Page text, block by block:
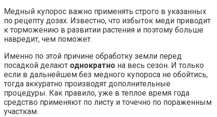
Медный купорос важно применять строго в указанных
по рецепту дозах. Известно, что избыток меди приводит
к торможению в развитии растения и поэтому больше
навредит, чем поможет.
Именно по этой причине обработку земли перед
посадкой делают однократно на весь сезон. И только
если в дальнейшем без медного купороса не обойтись,
тогда аккуратно производят дополнительные
процедуры. Как правило, уже в теплое время года
средство применяют по листу и точечно по пораженным
участкам.